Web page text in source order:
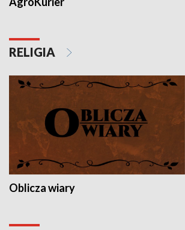
RELIGIA
Oblicza wiary